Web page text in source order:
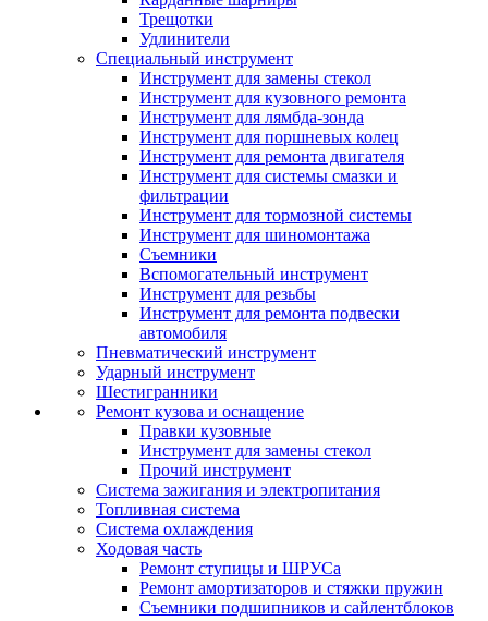
Трещотки
Удлинители
Специальный инструмент
Инструмент для замены стекол
Инструмент для кузовного ремонта
Инструмент для лямбда-зонда
Инструмент для поршневых колец
Инструмент для ремонта двигателя
Инструмент для системы смазки и
фильтрации
Инструмент для тормозной системы
Инструмент для шиномонтажа
Съемники
Вспомогательный инструмент
Инструмент для резьбы
Инструмент для ремонта подвески
автомобиля
Пневматический инструмент
Ударный инструмент
Шестигранники
Ремонт кузова и оснащение
Правки кузовные
Инструмент для замены стекол
Прочий инструмент
Система зажигания и электропитания
Топливная система
Система охлаждения
Ходовая часть
Ремонт ступицы и ШРУСа
Ремонт амортизаторов и стяжки пружин
Съемники подшипников и сайлентблоков